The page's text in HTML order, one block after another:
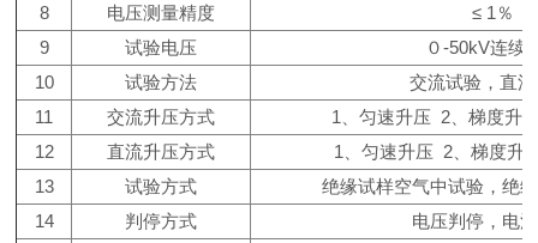
8
电压测量精度
≤ 1％
9
试验电压
０-50kV连续
10
试验方法
交流试验，直
11
交流升压方式
1、匀速升压 2、梯度升
12
直流升压方式
1、匀速升压 2、梯度升
13
试验方式
绝缘试样空气中试验，绝
14
判停方式
电压判停，电